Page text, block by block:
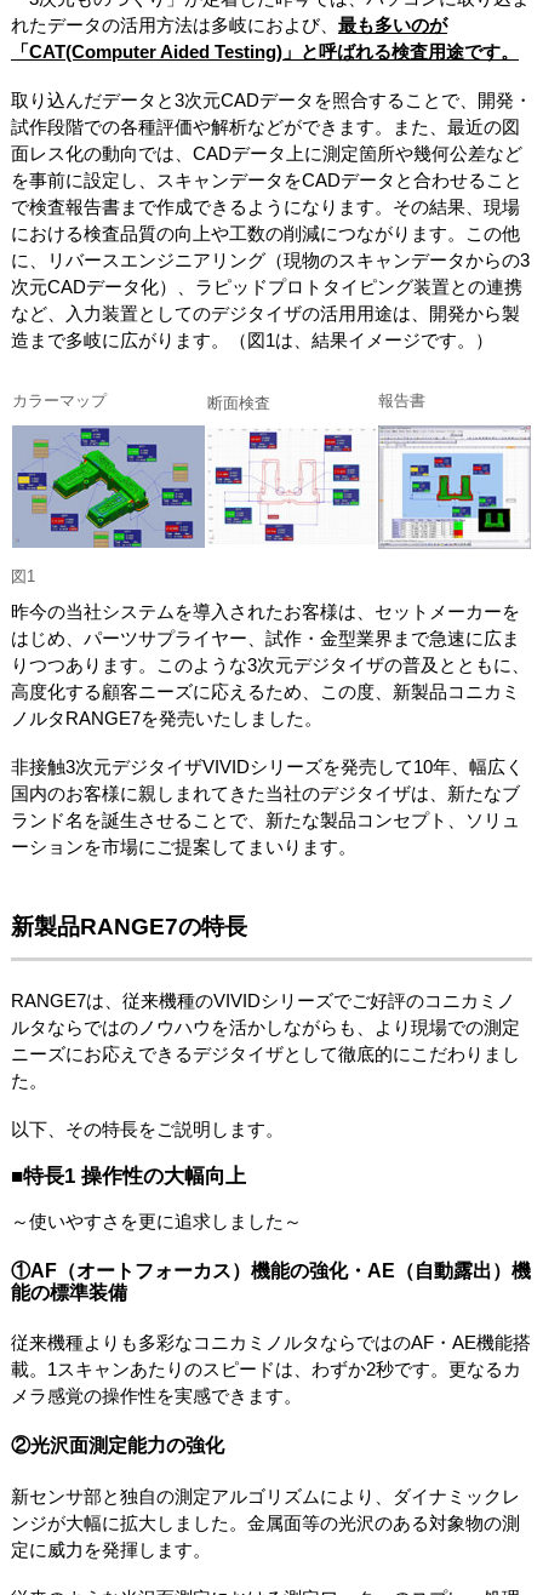
れたデータの活用方法は多岐におよび、 最も多いのが
「CAT(Computer Aided Testing)」と呼ばれる検査用途です。
取り込んだデータと3次元CADデータを照合することで、開発・
試作段階での各種評価や解析などができます。また、最近の図
面レス化の動向では、CADデータ上に測定箇所や幾何公差など
を事前に設定し、スキャンデータをCADデータと合わせること
で検査報告書まで作成できるようになります。その結果、現場
における検査品質の向上や工数の削減につながります。この他
に、リバースエンジニアリング（現物のスキャンデータからの3
次元CADデータ化）、ラピッドプロトタイピング装置との連携
など、入力装置としてのデジタイザの活用用途は、開発から製
造まで多岐に広がります。（図1は、結果イメージです。）
カラーマップ 断面検査 報告書
図1
昨今の当社システムを導入されたお客様は、セットメーカーを
はじめ、パーツサプライヤー、試作・金型業界まで急速に広ま
りつつあります。このような3次元デジタイザの普及とともに、
高度化する顧客ニーズに応えるため、この度、新製品コニカミ
ノルタRANGE7を発売いたしました。
非接触3次元デジタイザVIVIDシリーズを発売して10年、幅広く
国内のお客様に親しまれてきた当社のデジタイザは、新たなブ
ランド名を誕生させることで、新たな製品コンセプト、ソリュ
ーションを市場にご提案してまいります。
新製品RANGE7の特長
RANGE7は、従来機種のVIVIDシリーズでご好評のコニカミノ
ルタならではのノウハウを活かしながらも、より現場での測定
ニーズにお応えできるデジタイザとして徹底的にこだわりまし
た。
以下、その特長をご説明します。
■特長1 操作性の大幅向上
～使いやすさを更に追求しました～
①AF（オートフォーカス）機能の強化・AE（自動露出）機
能の標準装備
従来機種よりも多彩なコニカミノルタならではのAF・AE機能搭
載。1スキャンあたりのスピードは、わずか2秒です。更なるカ
メラ感覚の操作性を実感できます。
②光沢面測定能力の強化
新センサ部と独自の測定アルゴリズムにより、ダイナミックレ
ンジが大幅に拡大しました。金属面等の光沢のある対象物の測
定に威力を発揮します。